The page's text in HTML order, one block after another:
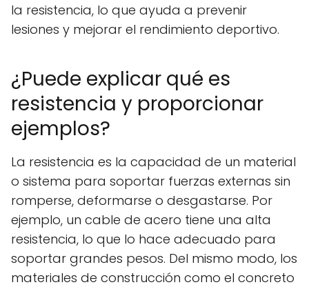
la resistencia, lo que ayuda a prevenir
lesiones y mejorar el rendimiento deportivo.
¿Puede explicar qué es
resistencia y proporcionar
ejemplos?
La resistencia es la capacidad de un material
o sistema para soportar fuerzas externas sin
romperse, deformarse o desgastarse. Por
ejemplo, un cable de acero tiene una alta
resistencia, lo que lo hace adecuado para
soportar grandes pesos. Del mismo modo, los
materiales de construcción como el concreto